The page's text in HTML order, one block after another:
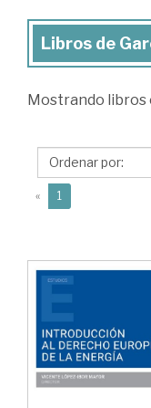
Libros
García
Emiliano
Libros de
Mostrando libros
« 1